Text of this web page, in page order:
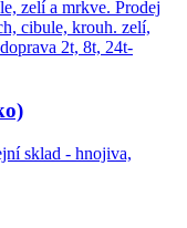
zelí a mrkve. Prodej
cibule, krouh. zelí,
2t, 8t, 24t-
sklad - hnojiva,